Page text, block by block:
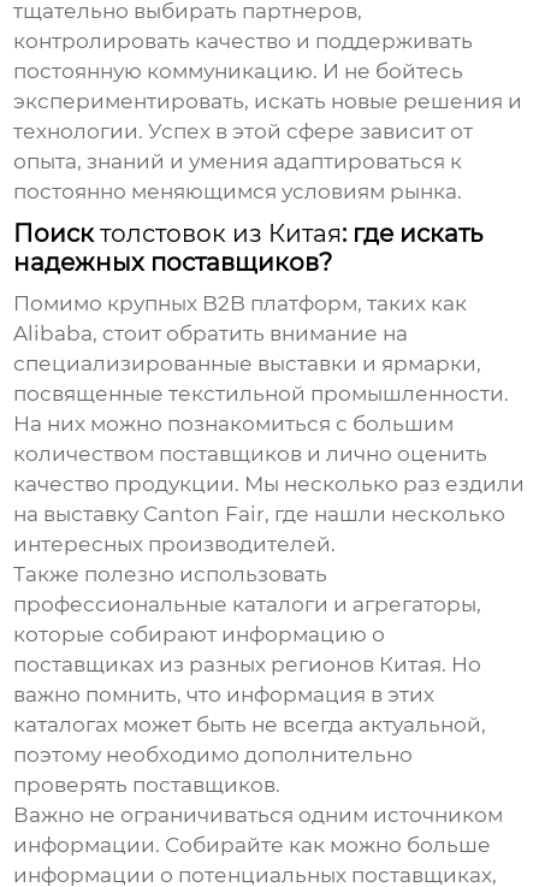
тщательно выбирать партнеров,
контролировать качество и поддерживать
постоянную коммуникацию. И не бойтесь
экспериментировать, искать новые решения и
технологии. Успех в этой сфере зависит от
опыта, знаний и умения адаптироваться к
постоянно меняющимся условиям рынка.
Поисктолстовок из Китая: где искать
надежных поставщиков?
Помимо крупных B2B платформ, таких как
Alibaba, стоит обратить внимание на
специализированные выставки и ярмарки,
посвященные текстильной промышленности.
На них можно познакомиться с большим
количеством поставщиков и лично оценить
качество продукции. Мы несколько раз ездили
на выставку Canton Fair, где нашли несколько
интересных производителей.
Также полезно использовать
профессиональные каталоги и агрегаторы,
которые собирают информацию о
поставщиках из разных регионов Китая. Но
важно помнить, что информация в этих
каталогах может быть не всегда актуальной,
поэтому необходимо дополнительно
проверять поставщиков.
Важно не ограничиваться одним источником
информации. Собирайте как можно больше
информации о потенциальных поставщиках,